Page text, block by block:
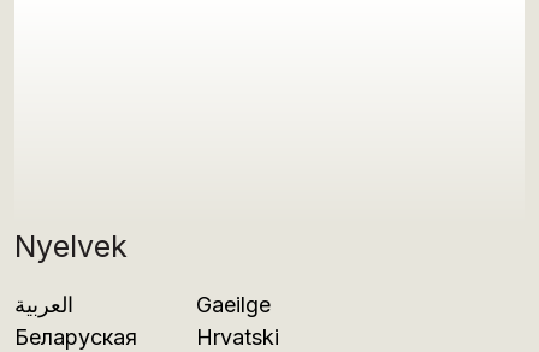
Nyelvek
العربية
Беларуская
Gaeilge
Hrvatski